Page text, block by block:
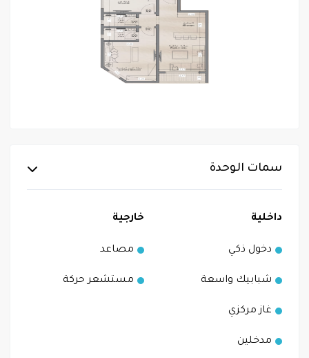
سمات الوحدة
داخلية
دخول ذكي
شبابيك واسعة
غاز مركزي
مدخلين
خارجية
مصاعد
مستشعر حركة